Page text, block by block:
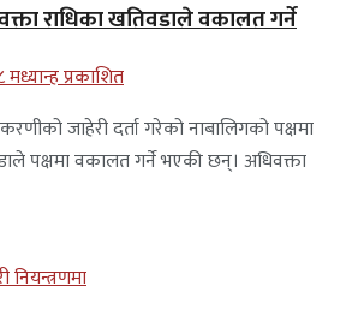
राधिका खतिवडाले वकालत गर्ने
प्रकाशित
जाहेरी दर्ता गरेको नाबालिगको पक्षमा
पक्षमा वकालत गर्ने भएकी छन्। अधिवक्ता